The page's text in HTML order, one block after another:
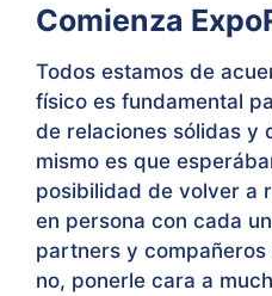
Comienza
Todos estamos de
físico es fundamental
de relaciones sólidas y
mismo es que
posibilidad de volver a
en persona con cada
partners y
no, ponerle cara a